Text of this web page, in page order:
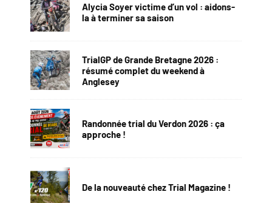
Alycia Soyer victime d’un vol : aidons-
la à terminer sa saison
TrialGP de Grande Bretagne 2026 :
résumé complet du weekend à
Anglesey
Randonnée trial du Verdon 2026 : ça
approche !
De la nouveauté chez Trial Magazine !